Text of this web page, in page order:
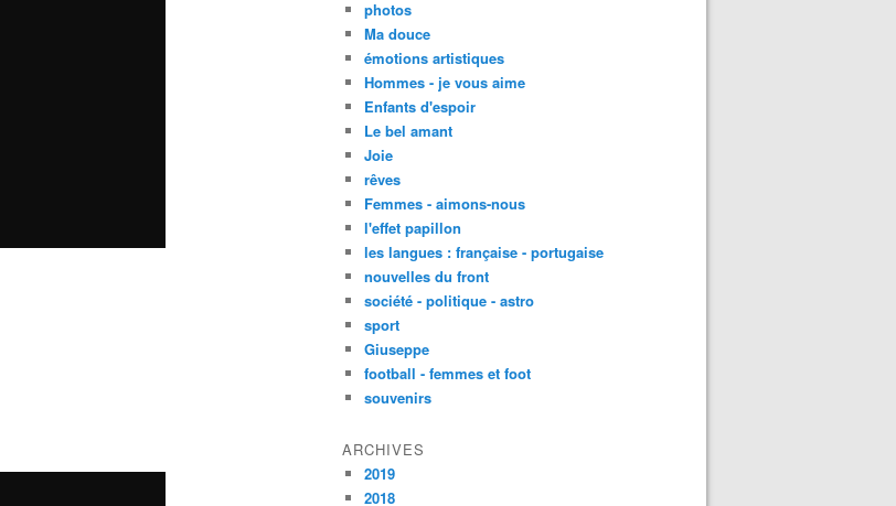
photos
Ma douce
émotions artistiques
Hommes - je vous aime
Enfants d'espoir
Le bel amant
Joie
rêves
Femmes - aimons-nous
l'effet papillon
les langues : française - portugaise
nouvelles du front
société - politique - astro
sport
Giuseppe
football - femmes et foot
souvenirs
ARCHIVES
2019
2018